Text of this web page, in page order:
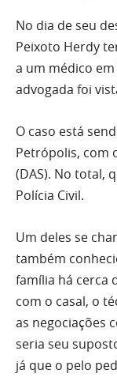
No dia de seu
Peixoto Herdy
a um médico
advogada foi
O caso está
Petrópolis, com
(DAS). No total,
Polícia Civil.
Um deles se
também
família há cerca
com o casal, o
as negociações
seria seu
já que o pelo